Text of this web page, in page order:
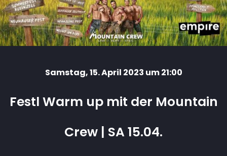
Samstag, 15. April 2023 um 21:00
Festl Warm up mit der Mountain
Crew | SA 15.04.